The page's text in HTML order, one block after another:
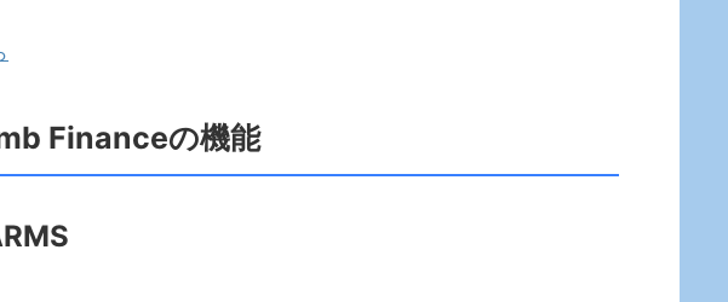
Financeの機能